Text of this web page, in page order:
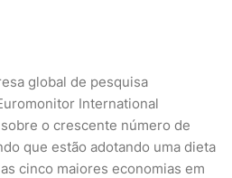
global de pesquisa
International
o crescente número de
que estão adotando uma dieta
cinco maiores economias em